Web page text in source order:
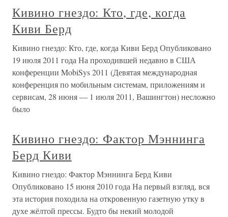
Кивино гнездо: Кто, где, когда
Киви Берд
Кивино гнездо: Кто, где, когда Киви Берд Опубликовано
19 июля 2011 года На проходившей недавно в США
конференции MobiSys 2011 (Девятая международная
конференция по мобильным системам, приложениям и
сервисам, 28 июня — 1 июля 2011, Вашингтон) несложно
было
Кивино гнездо: Фактор Мэннинга
Берд Киви
Кивино гнездо: Фактор Мэннинга Берд Киви
Опубликовано 15 июня 2010 года На первый взгляд, вся
эта история походила на откровенную газетную утку в
духе жёлтой прессы. Будто бы некий молодой